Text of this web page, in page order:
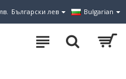
лв. Български лев Bulgarian